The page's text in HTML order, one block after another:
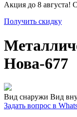
Акция до 8 августа!
Получить скидку
Нова-677
Вид снаружи Вид
Задать вопрос в